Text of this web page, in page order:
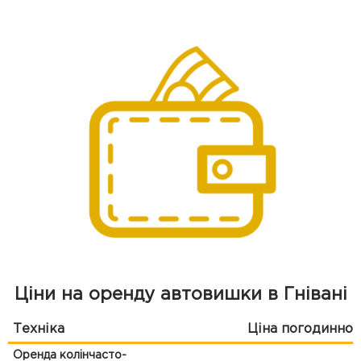
Ціни на оренду автовишки в Гнівані
Техніка Ціна погодинно
Оренда колінчасто-